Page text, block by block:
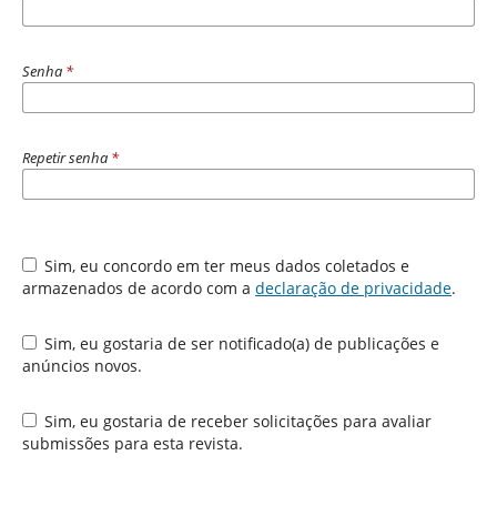
Senha *
Repetir senha *
Sim, eu concordo em ter meus dados coletados e
armazenados de acordo com a declaração de privacidade.
Sim, eu gostaria de ser notificado(a) de publicações e
anúncios novos.
Sim, eu gostaria de receber solicitações para avaliar
submissões para esta revista.